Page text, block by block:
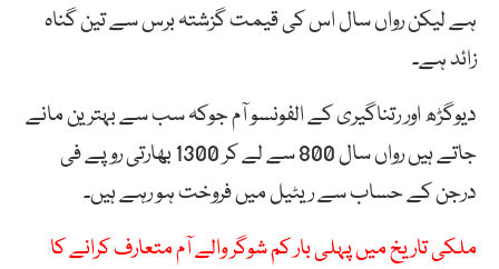
ہے لیکن رواں سال اس کی قیمت گزشتہ برس سے تین گناہ
زائد ہے۔
دیوگڑھ اور رتناگیری کے الفونسو آم جوکہ سب سے بہترین مانے
جاتے ہیں رواں سال 800 سے لے کر 1300 بھارتی روپے فی
درجن کے حساب سے ریٹیل میں فروخت ہو رہے ہیں۔
ملکی تاریخ میں پہلی بار کم شوگر والے آم متعارف کرانے کا